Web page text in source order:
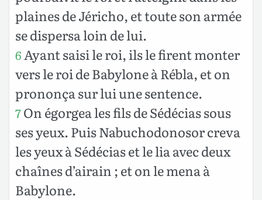
plaines de Jéricho, et toute son armée
se dispersa loin de lui.
6Ayant saisi le roi, ils le firent monter
vers le roi de Babylone à Rébla, et on
prononça sur lui une sentence.
7On égorgea les fils de Sédécias sous
ses yeux. Puis Nabuchodonosor creva
les yeux à Sédécias et le lia avec deux
chaînes d’airain ; et on le mena à
Babylone.